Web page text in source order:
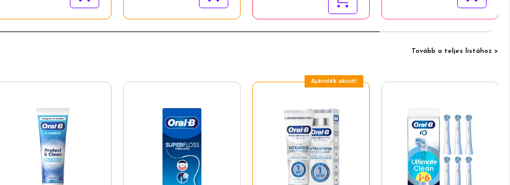
Tovább a teljes listához >
Ajándék akció!